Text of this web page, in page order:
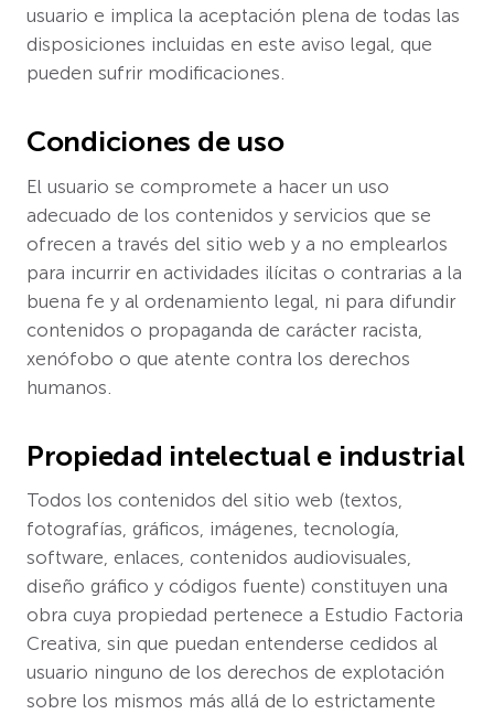
usuario e implica la aceptación plena de todas las
disposiciones incluidas en este aviso legal, que
pueden sufrir modificaciones.
Condiciones de uso
El usuario se compromete a hacer un uso
adecuado de los contenidos y servicios que se
ofrecen a través del sitio web y a no emplearlos
para incurrir en actividades ilícitas o contrarias a la
buena fe y al ordenamiento legal, ni para difundir
contenidos o propaganda de carácter racista,
xenófobo o que atente contra los derechos
humanos.
Propiedad intelectual e industrial
Todos los contenidos del sitio web (textos,
fotografías, gráficos, imágenes, tecnología,
software, enlaces, contenidos audiovisuales,
diseño gráfico y códigos fuente) constituyen una
obra cuya propiedad pertenece a Estudio Factoria
Creativa, sin que puedan entenderse cedidos al
usuario ninguno de los derechos de explotación
sobre los mismos más allá de lo estrictamente